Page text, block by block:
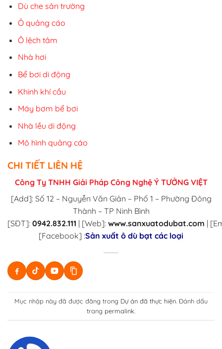
Dù che sân trường
Ô quảng cáo
Ô lệch tâm
Nhà hơi
Bể bơi di động
Khinh khí cầu
Máy bơm bể bơi
Nhà lều di động
Mô hình quảng cáo
CHI TIẾT LIÊN HỆ
Công Ty TNHH Giải Pháp Công Nghệ Ý TƯỞNG VIỆT
[Add]: Số 12 – Nguyễn Văn Giản – Phố 1 – Phường Đông
Thành – TP Ninh Bình
[SĐT]: 0942.832.111 | [Web]: www.sanxuatodubat.com |
[Facebook] :Sản xuất ô dù bạt các loại
Mục nhập này đã được đăng trong Dự án đã thực hiện . Đánh dấu
trang permalink